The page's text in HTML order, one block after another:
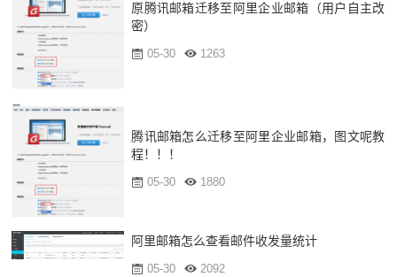
原腾讯邮箱迁移至阿里企业邮箱（用户自主改
密）
05-30 1263
腾讯邮箱怎么迁移至阿里企业邮箱，图文呢教
程！！！
05-30 1880
阿里邮箱怎么查看邮件收发量统计
05-30 2092